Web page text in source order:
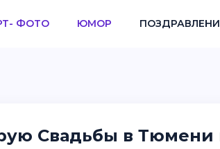
ФОТО ЮМОР
Свадьбы в Тюмени